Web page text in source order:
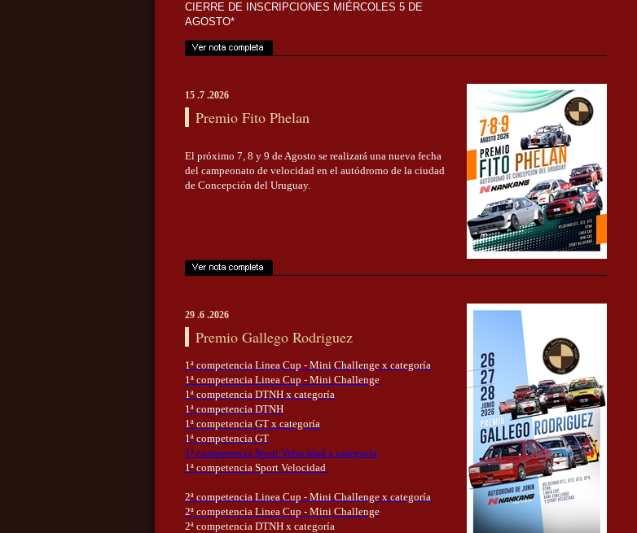
CIERRE DE INSCRIPCIONES MIÉRCOLES 5 DE
AGOSTO*
15 .7 .2026
Premio Fito Phelan
El próximo 7, 8 y 9 de Agosto se realizará una nueva fecha
del campeonato de velocidad en el autódromo de la ciudad
de Concepción del Uruguay.
29 .6 .2026
Premio Gallego Rodriguez
1ª competencia Linea Cup - Mini Challenge x categoría
1ª competencia Linea Cup - Mini Challenge
1ª competencia DTNH x categoría
1ª competencia DTNH
1ª competencia GT x categoría
1ª competencia GT
1ª competencia Sport Velocidad x categoría
1ª competencia Sport Velocidad
2ª competencia Linea Cup - Mini Challenge x categoría
2ª competencia Linea Cup - Mini Challenge
2ª competencia DTNH x categoría